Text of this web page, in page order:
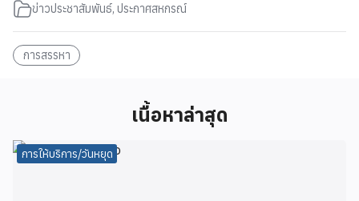
ข่าวประชาสัมพันธ์, ประกาศสหกรณ์
การสรรหา
เนื้อหาล่าสุด
การให้บริการ/วันหยุด